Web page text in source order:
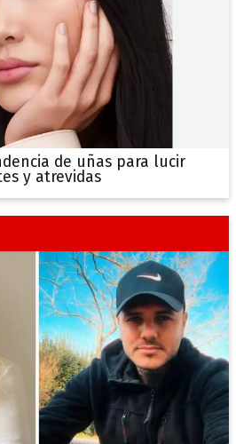
de uñas para lucir
y atrevidas